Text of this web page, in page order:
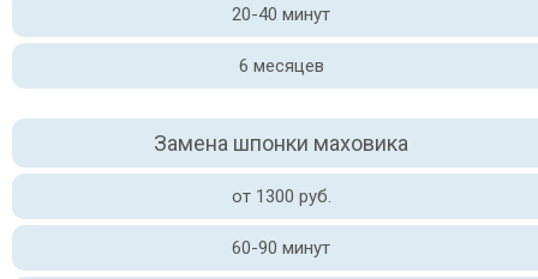
20-40 минут
6 месяцев
Замена шпонки маховика
от 1300 руб.
60-90 минут